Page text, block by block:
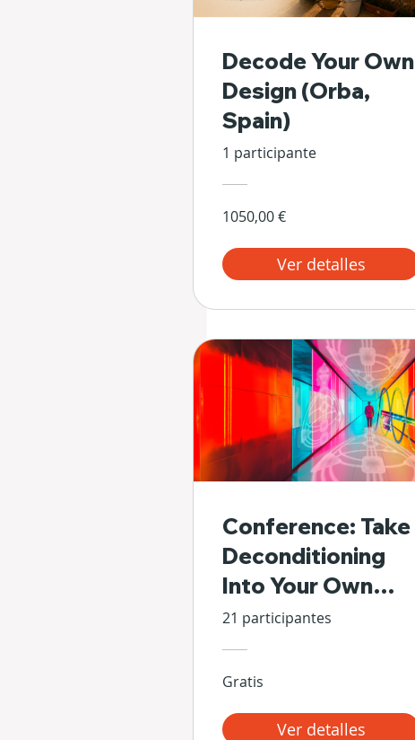
Decode Your Own
Design (Orba,
Spain)
1 participante
1050,00 €
Ver detalles
Conference: Take
Deconditioning
Into Your Own
Hands
21 participantes
Gratis
Ver detalles